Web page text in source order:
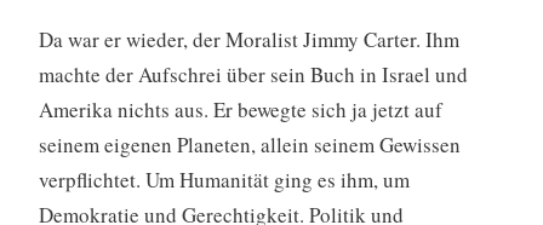
Da war er wieder, der Moralist Jimmy Carter. Ihm
machte der Aufschrei über sein Buch in Israel und
Amerika nichts aus. Er bewegte sich ja jetzt auf
seinem eigenen Planeten, allein seinem Gewissen
verpflichtet. Um Humanität ging es ihm, um
Demokratie und Gerechtigkeit. Politik und